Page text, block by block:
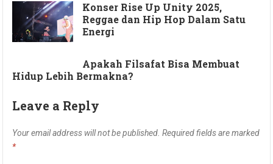
Konser Rise Up Unity 2025,
Reggae dan Hip Hop Dalam Satu
Energi
Apakah Filsafat Bisa Membuat
Hidup Lebih Bermakna?
Leave a Reply
Your email address will not be published. Required fields are marked
*